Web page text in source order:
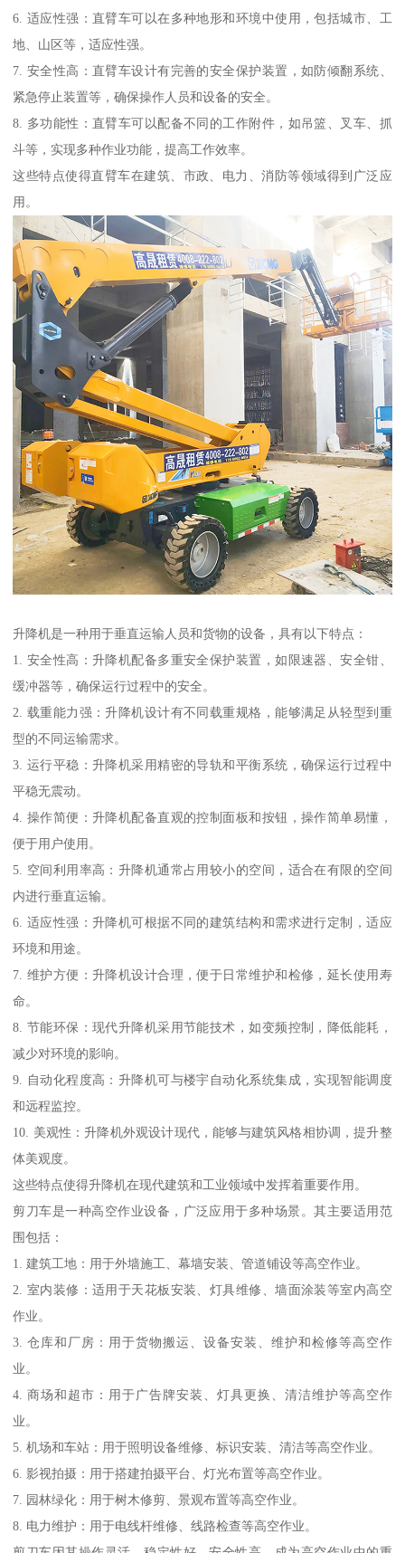
6. 适应性强：直臂车可以在多种地形和环境中使用，包括城市、工
地、山区等，适应性强。
7. 安全性高：直臂车设计有完善的安全保护装置，如防倾翻系统、
紧急停止装置等，确保操作人员和设备的安全。
8. 多功能性：直臂车可以配备不同的工作附件，如吊篮、叉车、抓
斗等，实现多种作业功能，提高工作效率。
这些特点使得直臂车在建筑、市政、电力、消防等领域得到广泛应
用。
升降机是一种用于垂直运输人员和货物的设备，具有以下特点：
1. 安全性高：升降机配备多重安全保护装置，如限速器、安全钳、
缓冲器等，确保运行过程中的安全。
2. 载重能力强：升降机设计有不同载重规格，能够满足从轻型到重
型的不同运输需求。
3. 运行平稳：升降机采用精密的导轨和平衡系统，确保运行过程中
平稳无震动。
4. 操作简便：升降机配备直观的控制面板和按钮，操作简单易懂，
便于用户使用。
5. 空间利用率高：升降机通常占用较小的空间，适合在有限的空间
内进行垂直运输。
6. 适应性强：升降机可根据不同的建筑结构和需求进行定制，适应
环境和用途。
7. 维护方便：升降机设计合理，便于日常维护和检修，延长使用寿
命。
8. 节能环保：现代升降机采用节能技术，如变频控制，降低能耗，
减少对环境的影响。
9. 自动化程度高：升降机可与楼宇自动化系统集成，实现智能调度
和远程监控。
10. 美观性：升降机外观设计现代，能够与建筑风格相协调，提升整
体美观度。
这些特点使得升降机在现代建筑和工业领域中发挥着重要作用。
剪刀车是一种高空作业设备，广泛应用于多种场景。其主要适用范
围包括：
1. 建筑工地：用于外墙施工、幕墙安装、管道铺设等高空作业。
2. 室内装修：适用于天花板安装、灯具维修、墙面涂装等室内高空
作业。
3. 仓库和厂房：用于货物搬运、设备安装、维护和检修等高空作
业。
4. 商场和超市：用于广告牌安装、灯具更换、清洁维护等高空作
业。
5. 机场和车站：用于照明设备维修、标识安装、清洁等高空作业。
6. 影视拍摄：用于搭建拍摄平台、灯光布置等高空作业。
7. 园林绿化：用于树木修剪、景观布置等高空作业。
8. 电力维护：用于电线杆维修、线路检查等高空作业。